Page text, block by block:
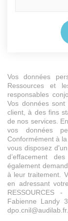
Vos données
Ressources et
responsables
Vos données
client, à des fins
de nos services.
vos données
Conformément à
vous disposez
d’effacement
également
à leur traitement.
en adressant
RESSOURCES
Fabienne Landy
dpo.cnil@audilab.fr.